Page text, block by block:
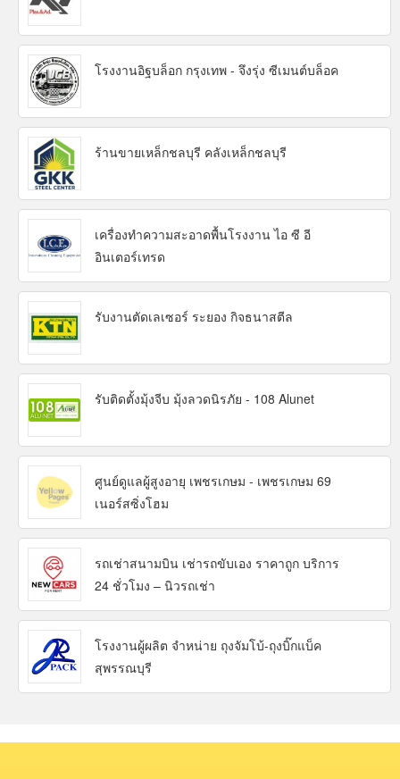
โรงงานอิฐบล็อก กรุงเทพ - จึงรุ่ง ซีเมนต์บล็อค
ร้านขายเหล็กชลบุรี คลังเหล็กชลบุรี
เครื่องทำความสะอาดพื้นโรงงาน ไอ ซี อี
อินเตอร์เทรด
รับงานตัดเลเซอร์ ระยอง กิจธนาสตีล
รับติดตั้งมุ้งจีบ มุ้งลวดนิรภัย - 108 Alunet
ศูนย์ดูแลผู้สูงอายุ เพชรเกษม - เพชรเกษม 69
เนอร์สซิ่งโฮม
รถเช่าสนามบิน เช่ารถขับเอง ราคาถูก บริการ
24 ชั่วโมง – นิวรถเช่า
โรงงานผู้ผลิต จำหน่าย ถุงจัมโบ้-ถุงบิ๊กแบ็ค
สุพรรณบุรี